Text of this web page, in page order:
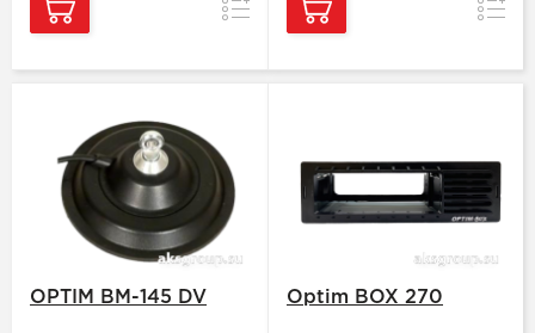
Сравнение
OPTIM BM-145 DV Optim BOX 270